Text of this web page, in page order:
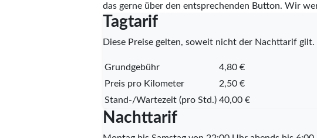
das gerne über den entsprechenden Button. Wir
Tagtarif
Diese Preise gelten, soweit nicht der Nachttarif gilt.
Grundgebühr
4,80 €
Preis pro Kilometer
2,50 €
Stand-/Wartezeit (pro Std.) 40,00 €
Nachttarif